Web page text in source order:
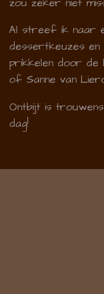
zou zeker niet
Al streef ik naar
dessertkeuzes en
prikkelen door de
of Sanne van
Ontbijt is
dag!